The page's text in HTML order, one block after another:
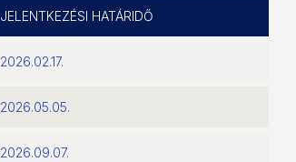
JELENTKEZÉSI HATÁRIDŐ
2026.02.17.
2026.05.05.
2026.09.07.